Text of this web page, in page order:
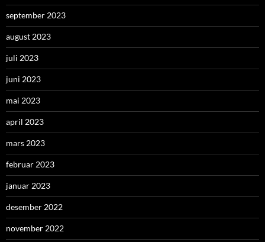
september 2023
august 2023
juli 2023
juni 2023
mai 2023
april 2023
mars 2023
februar 2023
januar 2023
desember 2022
november 2022